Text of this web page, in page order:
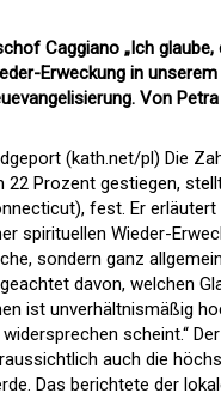
Caggiano „Ich
Erweckung in
Von
(kath.net/pl) Die
22 Prozent gestiegen,
fest. Er erläutert
spirituellen Wieder-
sondern ganz
davon, welchen
ist unverhältnismäßig
widersprechen scheint.“
auch die
Das berichtete der